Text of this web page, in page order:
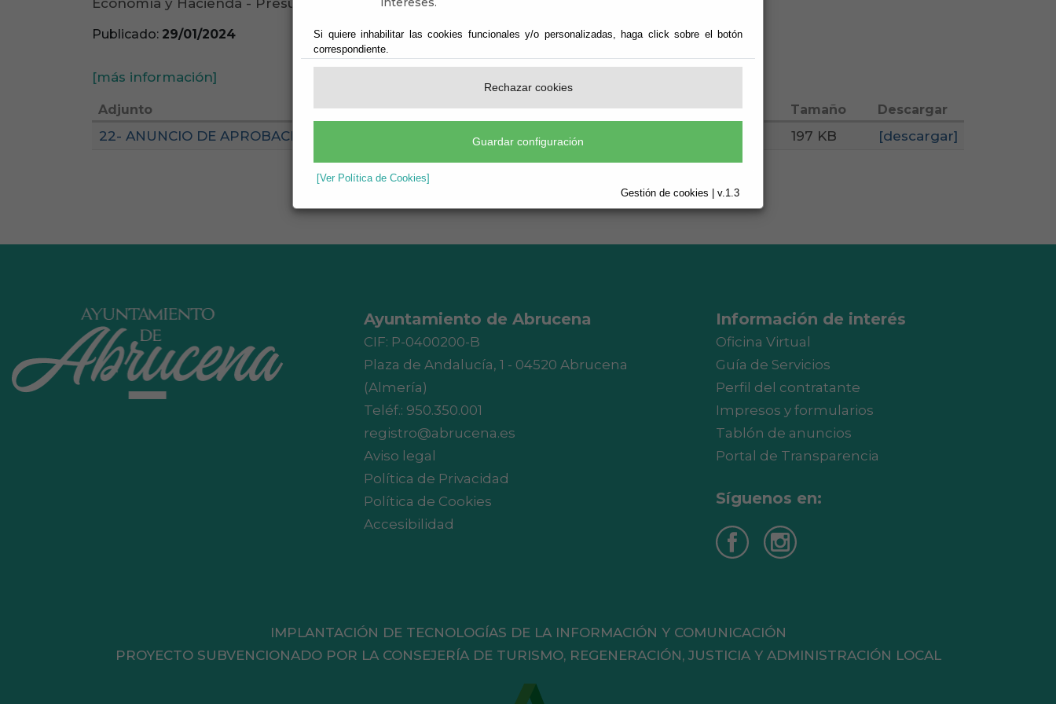
Si quiere inhabilitar las cookies funcionales y/o personalizadas, haga click sobre el botón
correspondiente.
Rechazar cookies
Guardar configuración
[Ver Política de Cookies]
Gestión de cookies | v.1.3
Economía y Hacienda - Presupuesto - Aprobación definitiva
Publicado: 29/01/2024
[más información]
Adjunto Tamaño Descargar
22- ANUNCIO DE APROBACIÓN DEFINITIVA.report.pdf 197 KB [descargar]
Ayuntamiento de Abrucena
CIF: P-0400200-B
Plaza de Andalucía, 1 - 04520 Abrucena
(Almería)
Teléf.: 950.350.001
registro@abrucena.es
Aviso legal
Política de Privacidad
Política de Cookies
Accesibilidad
Información de interés
Oficina Virtual
Guía de Servicios
Perfil del contratante
Impresos y formularios
Tablón de anuncios
Portal de Transparencia
Síguenos en:
IMPLANTACIÓN DE TECNOLOGÍAS DE LA INFORMACIÓN Y COMUNICACIÓN
PROYECTO SUBVENCIONADO POR LA CONSEJERÍA DE TURISMO, REGENERACIÓN, JUSTICIA Y ADMINISTRACIÓN LOCAL